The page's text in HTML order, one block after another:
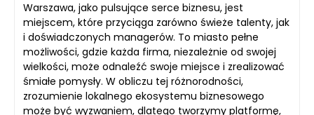
Warszawa, jako pulsujące serce biznesu, jest
miejscem, które przyciąga zarówno świeże talenty, jak
i doświadczonych managerów. To miasto pełne
możliwości, gdzie każda firma, niezależnie od swojej
wielkości, może odnaleźć swoje miejsce i zrealizować
śmiałe pomysły. W obliczu tej różnorodności,
zrozumienie lokalnego ekosystemu biznesowego
może być wyzwaniem, dlatego tworzymy platformę,